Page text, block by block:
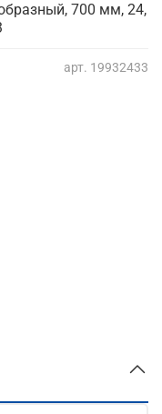
арт. 19932433
700 мм, 24,